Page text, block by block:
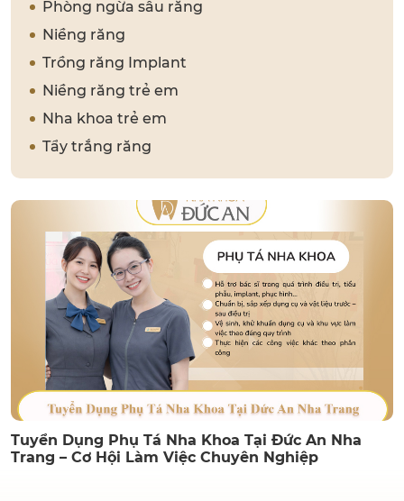
Phòng ngừa sâu răng
Niềng răng
Trồng răng Implant
Niềng răng trẻ em
Nha khoa trẻ em
Tẩy trắng răng
Tuyển Dụng Phụ Tá Nha Khoa Tại Đức An Nha
Trang – Cơ Hội Làm Việc Chuyên Nghiệp